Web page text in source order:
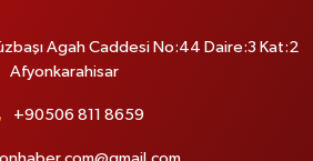
Agah Caddesi No:44 Daire:3 Kat:2
Afyonkarahisar
+90506 811 8659